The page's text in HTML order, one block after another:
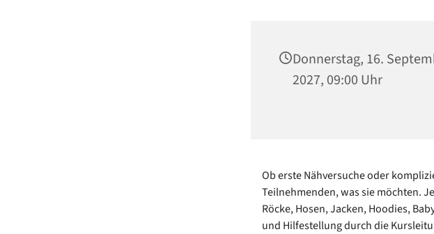
Donnerstag, 16.
2027, 09:00 Uhr
Ob erste Nähversuche oder
Teilnehmenden, was sie möchten.
Röcke, Hosen, Jacken, Hoodies,
und Hilfestellung durch die